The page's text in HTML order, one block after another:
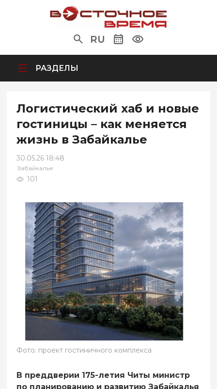
RU
РАЗДЕЛЫ
Логистический хаб и новые
гостиницы – как меняется
жизнь в Забайкалье
30.05.26 18:48
Забайкалье
101
Фото: проект гостиничного комплекса
В преддверии 175-летия Читы министр
по планированию и развитию Забайкалья